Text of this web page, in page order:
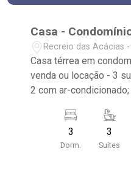
Casa -
Recreio das Acácias
Casa térrea em
venda ou locação - 3
2 com ar-
tradicional planejada; -
churrasqueira; -
Quintal; - Área de
3
Dorm.
3
Suítes